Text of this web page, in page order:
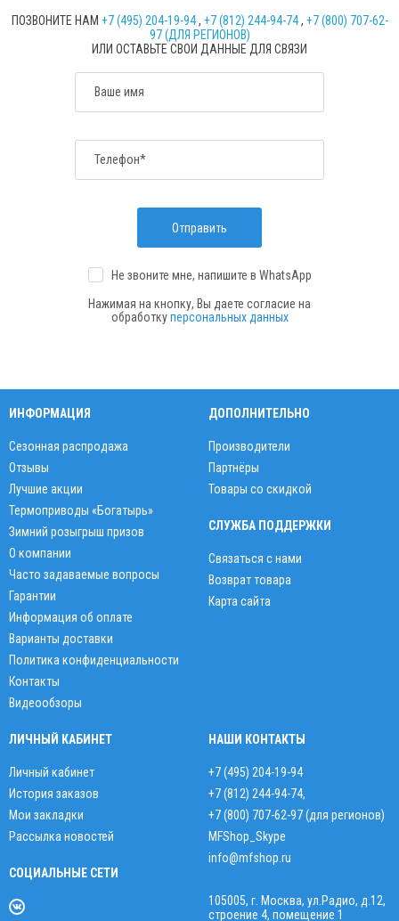
ПОЗВОНИТЕ НАМ +7 (495) 204-19-94, +7 (812) 244-94-74, +7 (800) 707-62-
97 (ДЛЯ РЕГИОНОВ)
ИЛИ ОСТАВЬТЕ СВОИ ДАННЫЕ ДЛЯ СВЯЗИ
Ваше имя
Телефон*
Отправить
Не звоните мне, напишите в WhatsApp
Нажимая на кнопку, Вы даете согласие на
обработкуперсональных данных
ИНФОРМАЦИЯ
Сезонная распродажа
Отзывы
Лучшие акции
Термоприводы «Богатырь»
Зимний розыгрыш призов
О компании
Часто задаваемые вопросы
Гарантии
Информация об оплате
Варианты доставки
Политика конфиденциальности
Контакты
Видеообзоры
ДОПОЛНИТЕЛЬНО
Производители
Партнёры
Товары со скидкой
СЛУЖБА ПОДДЕРЖКИ
Связаться с нами
Возврат товара
Карта сайта
ЛИЧНЫЙ КАБИНЕТ
Личный кабинет
История заказов
Мои закладки
Рассылка новостей
СОЦИАЛЬНЫЕ СЕТИ
НАШИ КОНТАКТЫ
+7 (495) 204-19-94
+7 (812) 244-94-74,
+7 (800) 707-62-97 (для регионов)
MFShop_Skype
info@mfshop.ru
105005, г. Москва, ул.Радио, д.12,
строение 4, помещение 1